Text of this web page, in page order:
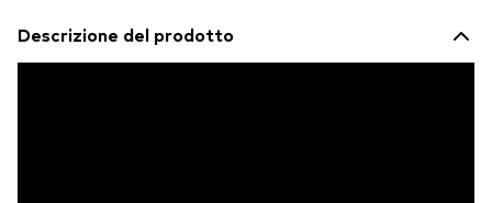
Descrizione del prodotto